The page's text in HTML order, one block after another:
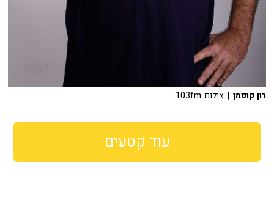
רון קופמן | צילום: 103fm
עוד קטעים